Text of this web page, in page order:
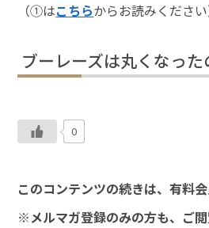
（①はこちらからお読みください
ブーレーズは丸くなった
0
このコンテンツの続きは、有料会
※メルマガ登録のみの方も、ご